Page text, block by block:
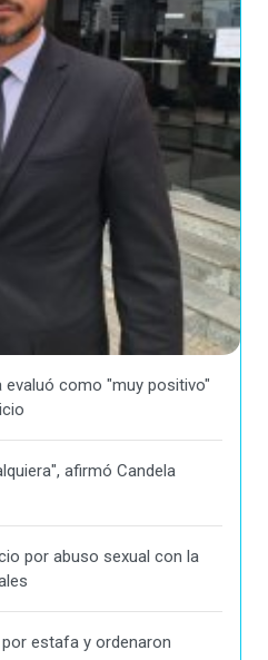
evaluó como "muy positivo"
afirmó Candela
por abuso sexual con la
estafa y ordenaron